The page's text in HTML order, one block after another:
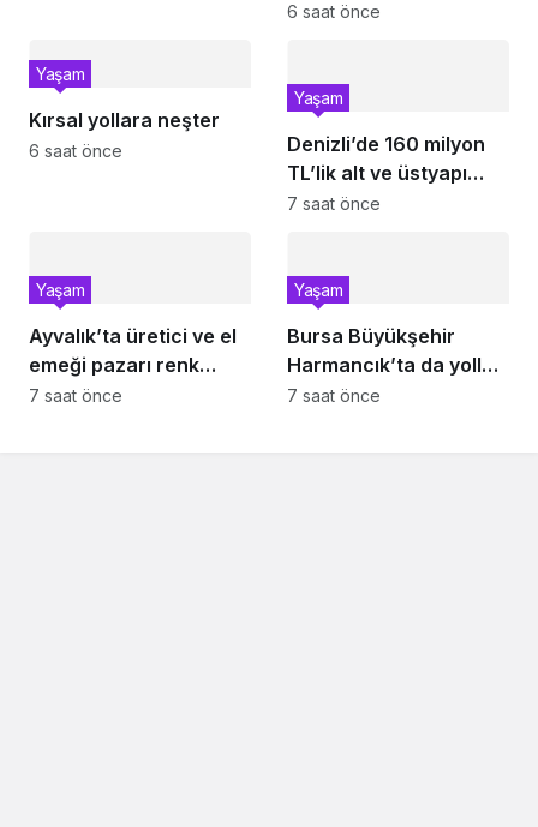
6 saat önce
Kırsal yollara neşter
Yaşam
6 saat önce
Denizli’de 160 milyon
TL’lik alt ve üstyapı
yatırımı
Yaşam
7 saat önce
Ayvalık’ta üretici ve el
emeği pazarı renk
katıyor
Yaşam
7 saat önce
Bursa Büyükşehir
Harmancık’ta da yolları
yeniliyor
Yaşam
7 saat önce